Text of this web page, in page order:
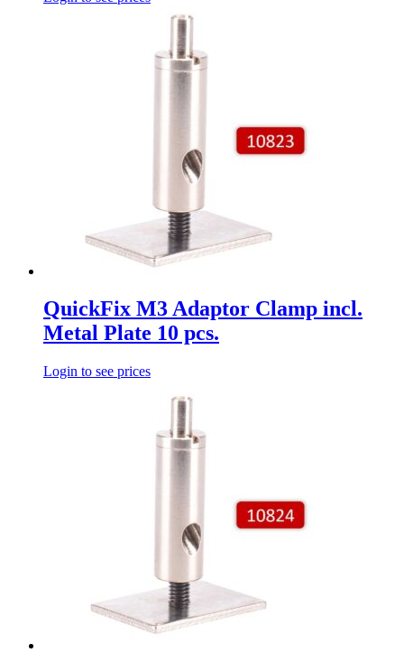
QuickFix M3 Adaptor Clamp incl.
Metal Plate 10 pcs.
Login to see prices